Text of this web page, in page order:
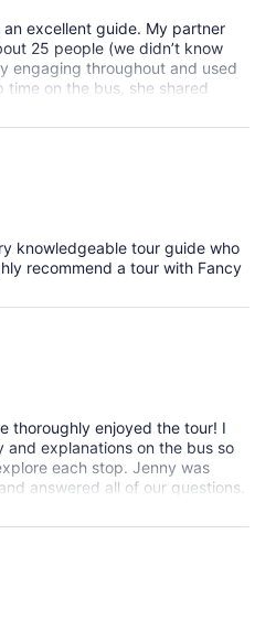
excellent guide. My partner
25 people (we didn’t know
engaging throughout and used
on the bus, she shared
clear & succinct information
scheduled stops we had. I
tour groups, their guide
that she had done this on the
and thus we arrived at each
the sites. In terms of the
seeing the DMZ. Our tour
and answer chat with a North
English - his story was
Pick up for us was at
Drop off was just after 2pm.
37 degrees celsius or almost
and comfortable with
refuge from the scorching
we would do it again in a
shone through particularly
Korea. We researched the
glad we chose VIP Travel.
knowledgeable tour guide who
recommend a tour with Fancy
thoroughly enjoyed the tour! I
and explanations on the bus so
each stop. Jenny was
answered all of our questions.
open again for tours so we can
tour with Jenny.